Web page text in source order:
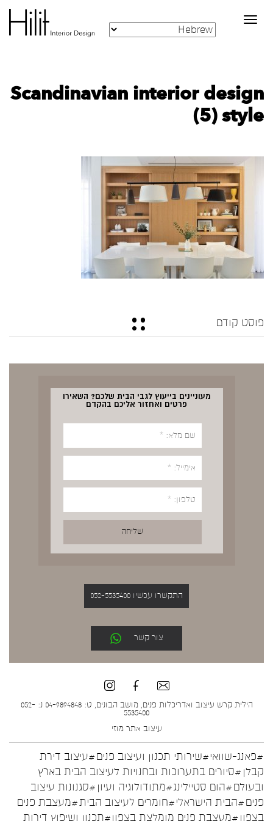
Toggle
navigation
‪Scandinavian interior design
style‬‏ (5)
פוסט קודם
מעוניינים בייעוץ לגבי הבית שלכם? השאירו
פרטים ואחזור אליכם בהקדם
התקשרו עכשיו 052-5535400
צור קשר
הילית קרש עיצוב ואדריכלות פנים, מושב הבונים, ט: 04-9894848 נ: 052-
5535400
עיצוב אתר מוזי
#פאנג-שוואי#שירותי תכנון ועיצוב פנים#עיצוב דירת
קבלן #סיורים בתערוכות ובחנויות לעיצוב הבית בארץ
ובעולם#הום סטיילינג#מתודולוגיה ועיון #סגנונות עיצוב
פנים#הבית הישראלי#חומרים לעיצוב הבית#מעצבת פנים
בצפון #מעצבת פנים מומלצת בצפון#תכנון ושיפוץ דירות